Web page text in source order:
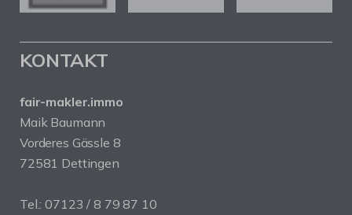
KONTAKT
fair-makler.immo
Maik Baumann
Vorderes Gässle 8
72581 Dettingen
Tel.: 07123 / 8 79 87 10